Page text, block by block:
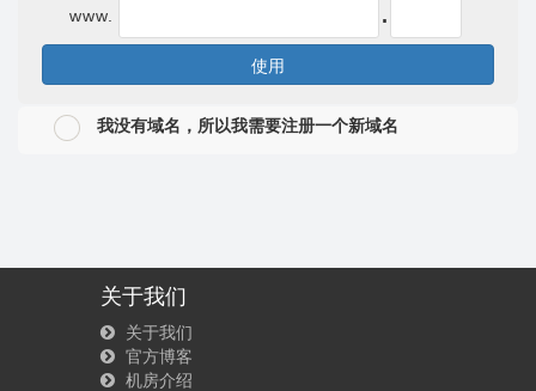
www. .
使用
我没有域名，所以我需要注册一个新域名
关于我们
关于我们
官方博客
机房介绍